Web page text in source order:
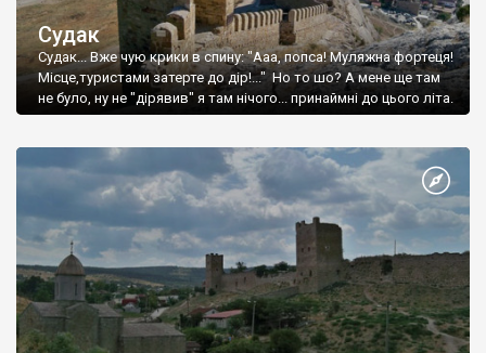
Судак
Судак... Вже чую крики в спину: "Ааа, попса! Муляжна фортеця!
Місце,туристами затерте до дір!..." Но то шо? А мене ще там
не було, ну не "дірявив" я там нічого... принаймні до цього літа.